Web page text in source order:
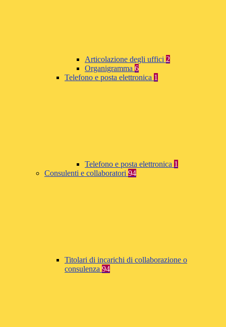
Articolazione degli uffici 2
Organigramma 6
Telefono e posta elettronica 1
Telefono e posta elettronica 1
Consulenti e collaboratori 94
Titolari di incarichi di collaborazione o
consulenza 94